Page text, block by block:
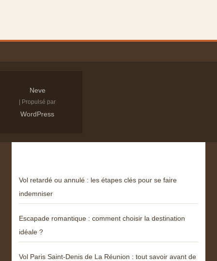
Neve
| Propulsé par
WordPress
Vol retardé ou annulé : les étapes clés pour se faire
indemniser
Escapade romantique : comment choisir la destination
idéale ?
Vol Paris Saint-Denis de La Réunion : tout savoir avant de